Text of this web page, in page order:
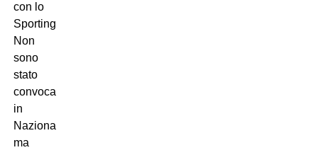
con lo
Sporting.
Non
sono
stato
convocato
in
Nazionale
ma